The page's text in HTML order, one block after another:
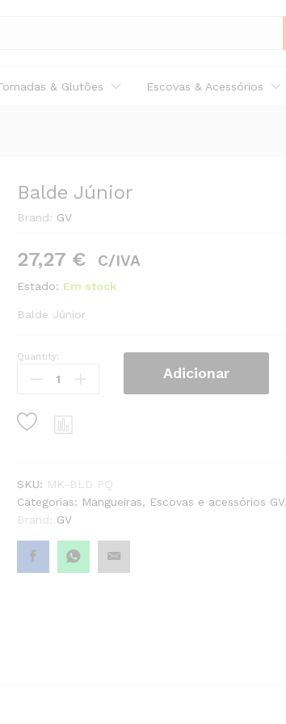
& Glutões Escovas & Acessórios
Balde Júnior
Brand: GV
27,27 € C/IVA
Estado: Em stock
Balde Júnior
Balde
Júnior
Quantity:
Adicionar
SKU: MK-BLD PQ
Categorias: Mangueiras, Escovas e acessórios GV,
Brand: GV